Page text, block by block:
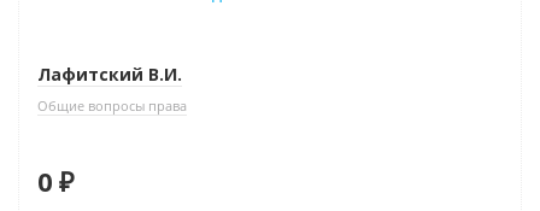
Лафитский В.И.
Общие вопросы права
0 ₽